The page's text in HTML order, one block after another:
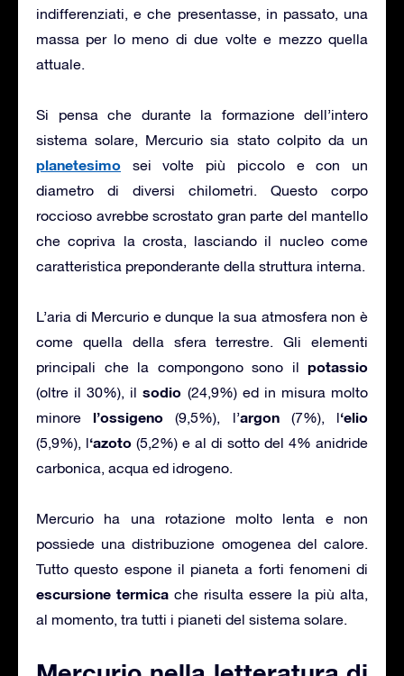
indifferenziati, e che presentasse, in passato, una
massa per lo meno di due volte e mezzo quella
attuale.
Si pensa che durante la formazione dell’intero
sistema solare, Mercurio sia stato colpito da un
planetesimo sei volte più piccolo e con un
diametro di diversi chilometri. Questo corpo
roccioso avrebbe scrostato gran parte del mantello
che copriva la crosta, lasciando il nucleo come
caratteristica preponderante della struttura interna.
L’aria di Mercurio e dunque la sua atmosfera non è
come quella della sfera terrestre. Gli elementi
principali che la compongono sono il potassio
(oltre il 30%), ilsodio (24,9%) ed in misura molto
minore l’ossigeno (9,5%), l’argon(7%), l‘elio
(5,9%), l‘azoto (5,2%) e al di sotto del 4% anidride
carbonica, acqua ed idrogeno.
Mercurio ha una rotazione molto lenta e non
possiede una distribuzione omogenea del calore.
Tutto questo espone il pianeta a forti fenomeni di
escursione termica che risulta essere la più alta,
al momento, tra tutti i pianeti del sistema solare.